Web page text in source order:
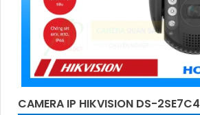
CAMERA IP HIKVISION DS-